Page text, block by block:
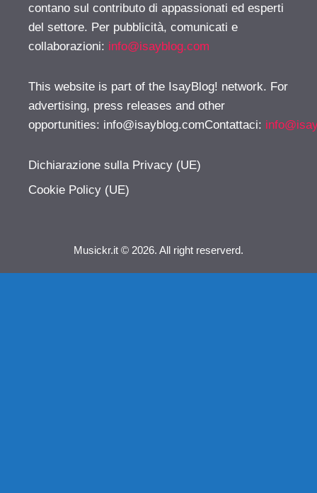
contano sul contributo di appassionati ed esperti
del settore. Per pubblicità, comunicati e
collaborazioni: info@isayblog.com
This website is part of the IsayBlog! network. For
advertising, press releases and other
opportunities: info@isayblog.comContattaci:
Dichiarazione sulla Privacy (UE)
Cookie Policy (UE)
Musickr.it © 2026. All right reserverd.